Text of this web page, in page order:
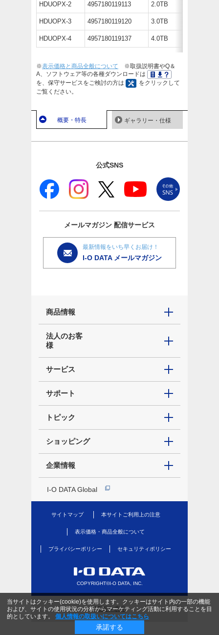
HDUOPX-2 4957180119113 2.0TB
HDUOPX-3 4957180119120 3.0TB
HDUOPX-4 4957180119137 4.0TB
※表示価格と商品全般について ※取扱説明書やQ＆
A、ソフトウェア等の各種ダウンロードは
を、保守サービスをご検討の方は
をクリックして
ご覧ください。
概要・特長 ギャラリー・仕様
公式SNS
メールマガジン 配信サービス
最新情報をいち早くお届け！
I-O DATA メールマガジン
商品情報
法人のお客
様
サービス
サポート
トピック
ショッピング
企業情報
I-O DATA Global
サイトマップ 本サイトご利用上の注意
表示価格・商品全般について
プライバシーポリシー セキュリティポリシー
COPYRIGHT©I-O DATA, INC.
当サイトはクッキー(cookie)を使用します。クッキーはサイト内の一部の機能
および、サイトの使用状況の分析からマーケティング活動に利用することを目
的としています。
個人情報の取扱いについてはこちら
承諾する
PC版を表示